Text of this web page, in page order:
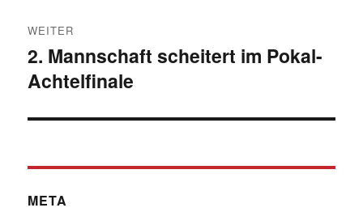
WEITER
Nächster
Beitrag:
2. Mannschaft scheitert im Pokal-
Achtelfinale
META